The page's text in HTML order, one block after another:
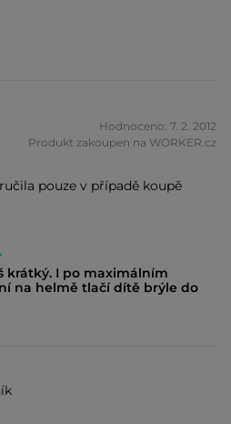
Hodnoceno: 7. 2. 2012
Produkt zakoupen na WORKER.cz
pouze v případě koupě
krátký. I po maximálním
na helmě tlačí dítě brýle do